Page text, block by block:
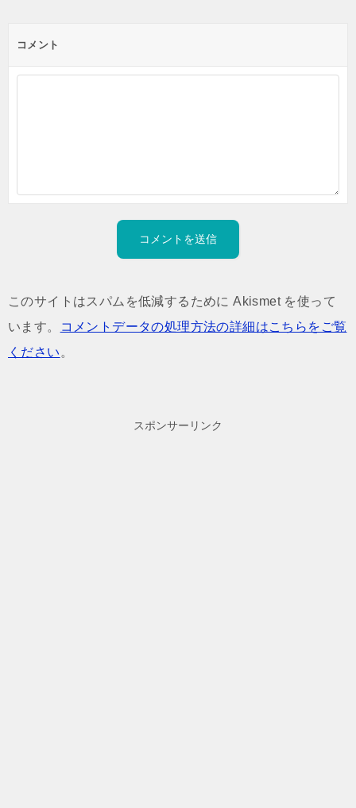
コメント
このサイトはスパムを低減するために Akismet を使って
います。
コメントデータの処理方法の詳細はこちらをご覧
ください 。
スポンサーリンク